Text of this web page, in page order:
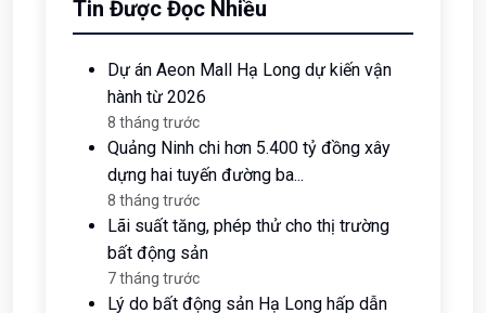
hộ, condotel, biệt thự, nhà phố... Ngoài Vingroup, một
Tin Được Đọc Nhiều
Dự án Aeon Mall Hạ Long dự kiến vận